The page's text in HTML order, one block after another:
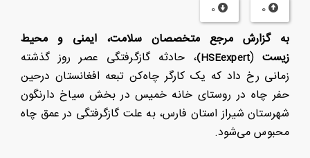
0
0
به گزارشمرجع متخصصان سلامت، ایمنی و محیط
زیست(
HSEexpert
)، حادثه گازگرفتگی عصر روز گذشته
زمانی رخ داد که یک کارگر چاه‌کن تبعه افغانستان درحین
حفر چاه در روستای خانه خمیس در بخش سیاخ دارنگون
شهرستان شیراز استان فارس، به علت گازگرفتگی در عمق چاه
محبوس می‌شود.